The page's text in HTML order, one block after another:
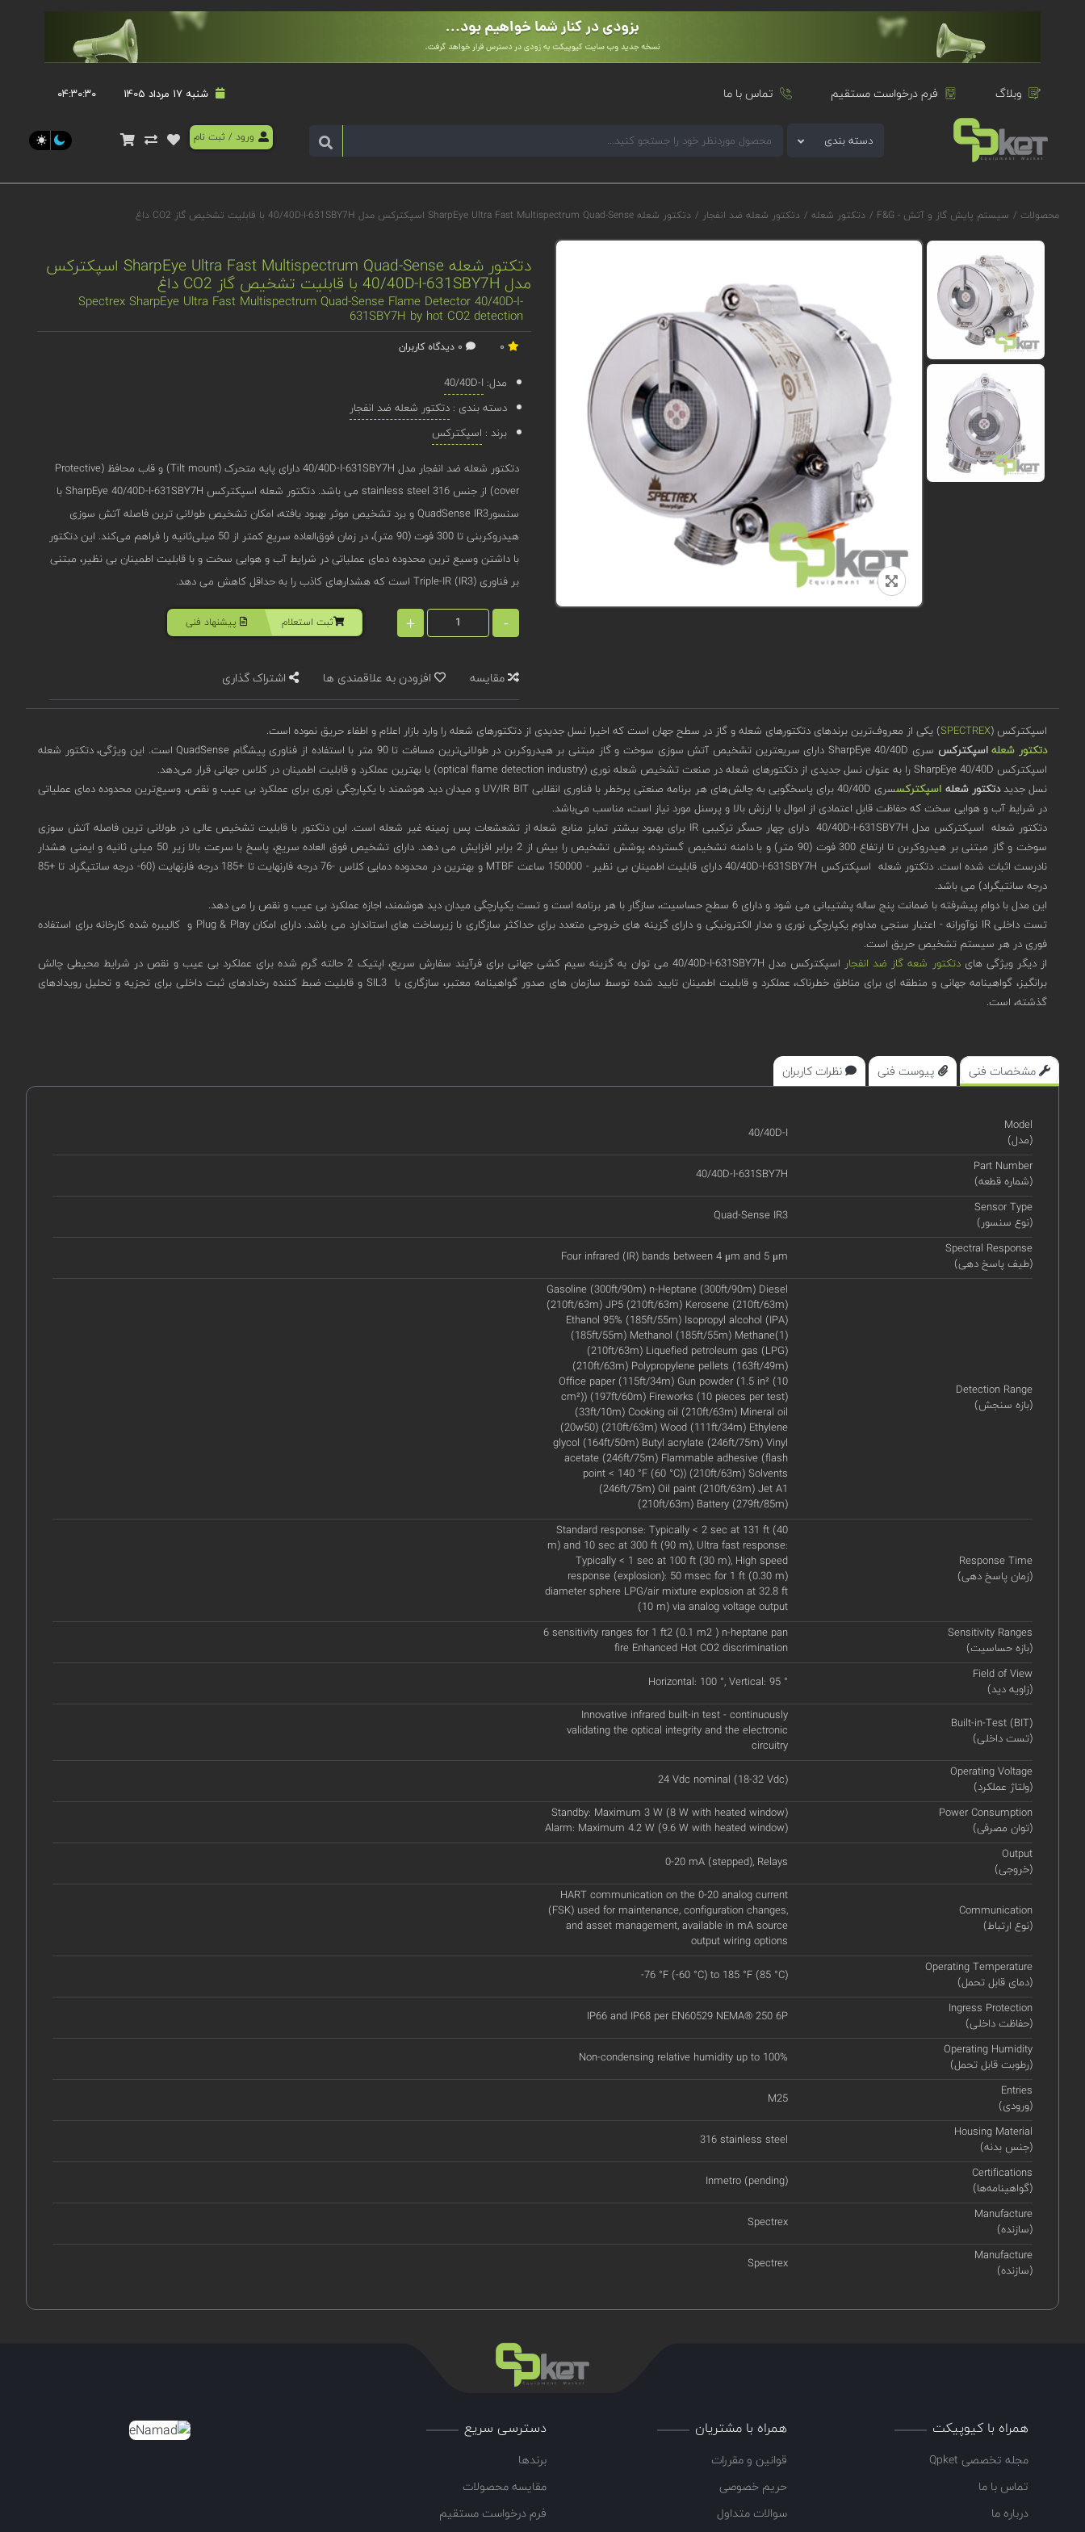
وبلاگ فرم درخواست مستقیم تماس با ما شنبه 17 مرداد 1405 ۰۴:۳۰:۳۰
دسته بندی ورود / ثبت نام
محصولات / سیستم پایش گاز و آتش - F&G / دتکتور شعله / دتکتور شعله ضد انفجار / دتکتور شعله SharpEye Ultra Fast Multispectrum Quad-Sense اسپکترکس مدل 40/40D-I-631SBY7H با قابلیت تشخیص گاز CO2 داغ
دتکتور شعله SharpEye Ultra Fast Multispectrum Quad-Sense اسپکترکس
مدل 40/40D-I-631SBY7H با قابلیت تشخیص گاز CO2 داغ
Spectrex SharpEye Ultra Fast Multispectrum Quad-Sense Flame Detector 40/40D-I-
631SBY7H by hot CO2 detection
مدل: 40/40D-I
دسته بندی : دتکتور شعله ضد انفجار
برند : اسپکترکس
دتکتور شعله ضد انفجار مدل 40/40D-I-631SBY7H دارای پایه متحرک (Tilt mount) و قاب محافظ (Protective
cover) از جنس stainless steel 316 می باشد. دتکتور شعله اسپکترکس SharpEye 40/40D-I-631SBY7H با
سنسورQuadSense IR3 و برد تشخیص موثر بهبود یافته، امکان تشخیص طولانی ‌ترین فاصله آتش ‌سوزی
هیدروکربنی تا 300 فوت (90 متر)، در زمان فوق‌العاده سریع کمتر از 50 میلی‌ثانیه را فراهم می‌کند. این دتکتور
با داشتن وسیع ‌ترین محدوده دمای عملیاتی در شرایط آب و هوایی سخت و با قابلیت اطمینان بی ‌نظیر، مبتنی
بر فناوری Triple-IR (IR3) است که هشدارهای کاذب را به حداقل کاهش می دهد.
-
+ ثبت استعلام پیشنهاد فنی
مقایسه افزودن به علاقمندی ها اشتراک گذاری
اسپکترکس (SPECTREX) یکی از معروف‌ترین برندهای دتکتورهای شعله و گاز در سطح جهان است که اخیرا نسل جدیدی از دتکتورهای شعله را وارد بازار اعلام و اطفاء حریق نموده است.
دتکتور شعلهاسپکترکس
سری SharpEye 40/40D دارای سریعترین تشخیص آتش سوزی سوخت و گاز مبتنی بر هیدروکربن در طولانی‌ترین مسافت تا 90 متر با استفاده از فناوری پیشگام QuadSense است. این ویژگی، دتکتور شعله
اسپکترکس SharpEye 40/40D را به عنوان نسل جدیدی از دتکتورهای شعله در صنعت تشخیص شعله نوری (optical flame detection industry) با بهترین عملکرد و قابلیت اطمینان در کلاس جهانی قرار می‌دهد.
نسل جدیددتکتور شعله اسپکترکس
سری 40/40D برای پاسخگویی به چالش‌های هر برنامه صنعتی پرخطر با فناوری انقلابی UV/IR BIT و میدان دید هوشمند با یکپارچگی نوری برای عملکرد بی عیب و نقص، وسیع‌ترین محدوده دمای عملیاتی
در شرایط آب و هوایی سخت که حفاظت قابل اعتمادی از اموال با ارزش بالا و پرسنل مورد نیاز است، مناسب می‌باشد.
دتکتور شعله اسپکترکس مدل 40/40D-I-631SBY7H دارای چهار حسگر ترکیبی IR برای بهبود بیشتر تمایز منابع شعله از تشعشعات پس زمینه غیر شعله است. این دتکتور با قابلیت تشخیص عالی در طولانی ترین فاصله آتش سوزی
سوخت و گاز مبتنی بر هیدروکربن تا ارتفاع 300 فوت (90 متر) و با دامنه تشخیص گسترده، پوشش تشخیص را بیش از 2 برابر افزایش می دهد. دارای تشخیص فوق العاده سریع، پاسخ با سرعت بالا زیر 50 میلی ثانیه و ایمنی هشدار
نادرست اثبات شده است. دتکتور شعله اسپکترکس 40/40D-I-631SBY7H دارای قابلیت اطمینان بی نظیر - 150000 ساعت MTBF و بهترین در محدوده دمایی کلاس -76 درجه فارنهایت تا +185 درجه فارنهایت (60- درجه سانتیگراد تا +85
درجه سانتیگراد) می باشد.
این مدل با دوام پیشرفته با ضمانت پنج ساله پشتیبانی می شود و دارای 6 سطح حساسیت، سازگار با هر برنامه است و تست یکپارچگی میدان دید هوشمند، اجازه عملکرد بی عیب و نقص را می دهد.
تست داخلی IR نوآورانه - اعتبار سنجی مداوم یکپارچگی نوری و مدار الکترونیکی و دارای گزینه های خروجی متعدد برای حداکثر سازگاری با زیرساخت های استاندارد می باشد. دارای امکان Plug & Play و کالیبره شده کارخانه برای استفاده
فوری در هر سیستم تشخیص حریق است.
از دیگر ویژگی هایدتکتور شعه گاز ضد انفجار
اسپکترکس مدل 40/40D-I-631SBY7H می توان به گزینه سیم کشی جهانی برای فرآیند سفارش سریع، اپتیک 2 حالته گرم شده برای عملکرد بی عیب و نقص در شرایط محیطی چالش
برانگیز، گواهینامه جهانی و منطقه ای برای مناطق خطرناک، عملکرد و قابلیت اطمینان تایید شده توسط سازمان های صدور گواهینامه معتبر، سازگاری با SIL3 و قابلیت ضبط کننده رخدادهای ثبت داخلی برای تجزیه و تحلیل رویدادهای
گذشته، است.
مشخصات فنی پیوست فنی نظرات کاربران
Model
(مدل)
40/40D-I
Part Number
(شماره قطعه)
40/40D-I-631SBY7H
Sensor Type
(نوع سنسور)
Quad-Sense IR3
Spectral Response
(طیف پاسخ دهی)
Four infrared (IR) bands between 4 μm and 5 μm
Detection Range
(بازه سنجش)
Gasoline (300ft/90m) n-Heptane (300ft/90m) Diesel
(210ft/63m) JP5 (210ft/63m) Kerosene (210ft/63m)
Ethanol 95% (185ft/55m) Isopropyl alcohol (IPA)
(185ft/55m) Methanol (185ft/55m) Methane(1)
(210ft/63m) Liquefied petroleum gas (LPG)
(210ft/63m) Polypropylene pellets (163ft/49m)
Office paper (115ft/34m) Gun powder (1.5 in² (10
cm²)) (197ft/60m) Fireworks (10 pieces per test)
(33ft/10m) Cooking oil (210ft/63m) Mineral oil
(20w50) (210ft/63m) Wood (111ft/34m) Ethylene
glycol (164ft/50m) Butyl acrylate (246ft/75m) Vinyl
acetate (246ft/75m) Flammable adhesive (flash
point < 140 °F (60 °C)) (210ft/63m) Solvents
(246ft/75m) Oil paint (210ft/63m) Jet A1
(210ft/63m) Battery (279ft/85m)
Response Time
(زمان پاسخ دهی)
Standard response: Typically < 2 sec at 131 ft (40
m) and 10 sec at 300 ft (90 m), Ultra fast response:
Typically < 1 sec at 100 ft (30 m), High speed
response (explosion): 50 msec for 1 ft (0.30 m)
diameter sphere LPG/air mixture explosion at 32.8 ft
(10 m) via analog voltage output
Sensitivity Ranges
(بازه حساسیت)
6 sensitivity ranges for 1 ft2 (0.1 m2 ) n-heptane pan
fire Enhanced Hot CO2 discrimination
Field of View
(زاویه دید)
Horizontal: 100 °, Vertical: 95 °
Built-in-Test (BIT)
(تست داخلی)
Innovative infrared built-in test - continuously
validating the optical integrity and the electronic
circuitry
Operating Voltage
(ولتاژ عملکرد)
24 Vdc nominal (18-32 Vdc)
Power Consumption
(توان مصرفی)
Standby: Maximum 3 W (8 W with heated window)
Alarm: Maximum 4.2 W (9.6 W with heated window)
Output
(خروجی)
0-20 mA (stepped), Relays
Communication
(نوع ارتباط)
HART communication on the 0-20 analog current
(FSK) used for maintenance, configuration changes,
and asset management, available in mA source
output wiring options
Operating Temperature
(دمای قابل تحمل)
-76 °F (-60 °C) to 185 °F (85 °C)
Ingress Protection
(حفاظت داخلی)
IP66 and IP68 per EN60529 NEMA® 250 6P
Operating Humidity
(رطوبت قابل تحمل)
Non-condensing relative humidity up to 100%
Entries
(ورودی)
M25
Housing Material
(جنس بدنه)
316 stainless steel
Certifications
(گواهینامه‌ها)
Inmetro (pending)
Manufacture
(سازنده)
Spectrex
Manufacture
(سازنده)
Spectrex
همراه با کیوپیکت
مجله تخصصی Qpket
تماس با ما
درباره ما
همراه با مشتریان
قوانین و مقررات
حریم خصوصی
سوالات متداول
دسترسی سریع
برندها
مقایسه محصولات
فرم درخواست مستقیم